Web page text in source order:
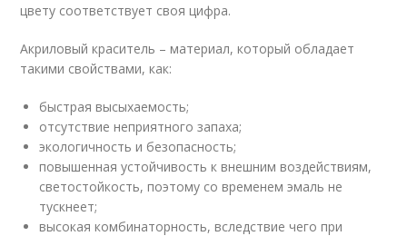
цвету соответствует своя цифра.
Акриловый краситель – материал, который обладает
такими свойствами, как:
быстрая высыхаемость;
отсутствие неприятного запаха;
экологичность и безопасность;
повышенная устойчивость к внешним воздействиям,
светостойкость, поэтому со временем эмаль не
тускнеет;
высокая комбинаторность, вследствие чего при